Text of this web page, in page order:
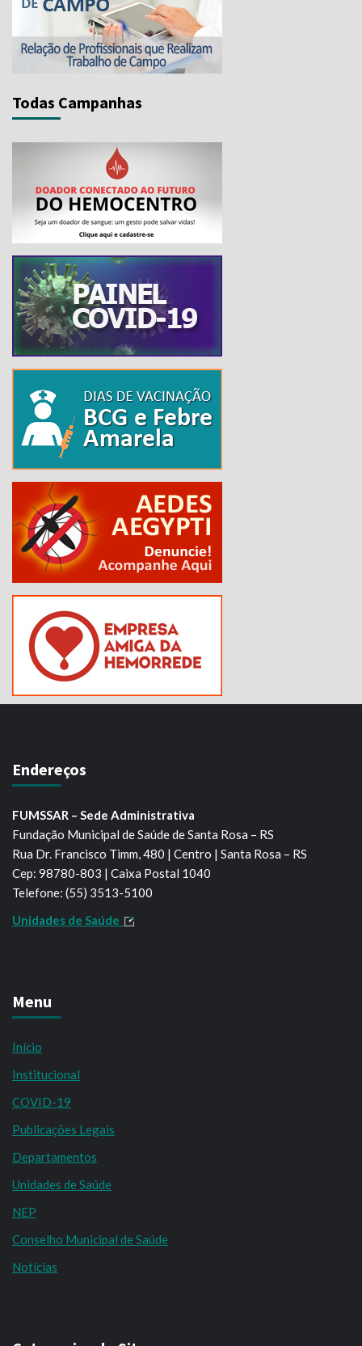
Todas Campanhas
Endereços
FUMSSAR – Sede Administrativa
Fundação Municipal de Saúde de Santa Rosa – RS
Rua Dr. Francisco Timm, 480 | Centro | Santa Rosa – RS
Cep: 98780-803 | Caixa Postal 1040
Telefone: (55) 3513-5100
Unidades de Saúde
Menu
Início
Institucional
COVID-19
Publicações Legais
Departamentos
Unidades de Saúde
NEP
Conselho Municipal de Saúde
Notícias